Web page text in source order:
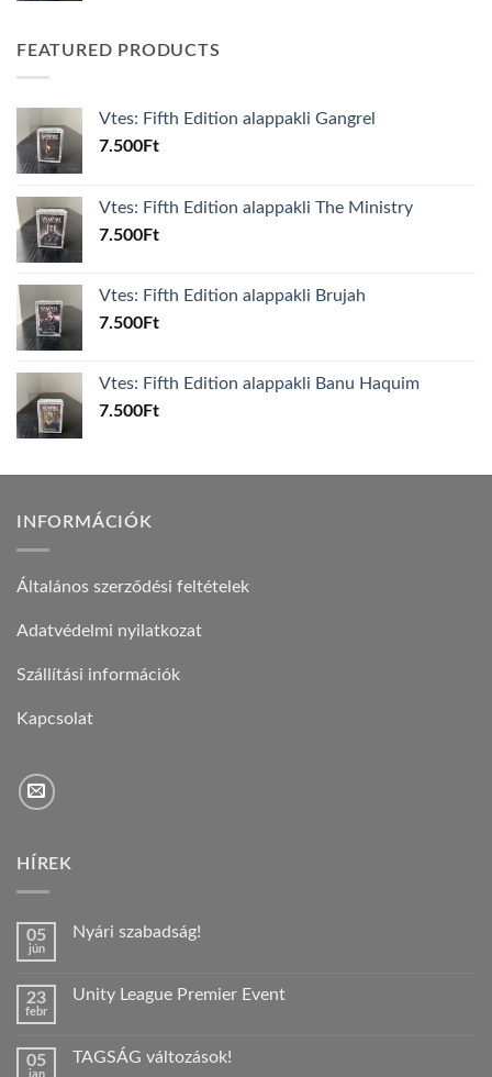
FEATURED PRODUCTS
Vtes: Fifth Edition alappakli Gangrel
7.500Ft
Vtes: Fifth Edition alappakli The Ministry
7.500Ft
Vtes: Fifth Edition alappakli Brujah
7.500Ft
Vtes: Fifth Edition alappakli Banu Haquim
7.500Ft
INFORMÁCIÓK
Általános szerződési feltételek
Adatvédelmi nyilatkozat
Szállítási információk
Kapcsolat
HÍREK
05
jún
Nyári szabadság!
Nyári
23
febr
Unity League Premier Event
Unity
05
jan
TAGSÁG változások!